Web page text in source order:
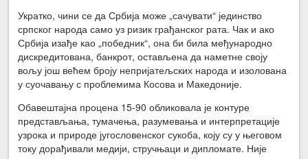
Укратко, чини се да Србија може „сачувати“ јединство
српског народа само уз ризик грађанског рата. Чак и ако
Србија изађе као „победник“, она би била међународно
дискредитована, банкрот, остављена да наметне своју
вољу још већем броју непријатељских народа и изолована
у суочавању с проблемима Косова и Македоније.
Обавештајна процена 15-90 обликовала је контуре
представљања, тумачења, разумевања и интерпретације
узрока и природе југословенског сукоба, коју су у његовом
току дорађивали медији, стручњаци и дипломате. Није